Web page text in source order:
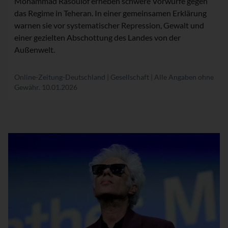
das Regime in Teheran. In einer gemeinsamen Erklärung
warnen sie vor systematischer Repression, Gewalt und
einer gezielten Abschottung des Landes von der
Außenwelt.
Online-Zeitung-Deutschland | Gesellschaft | Alle Angaben ohne
Gewähr. 10.01.2026